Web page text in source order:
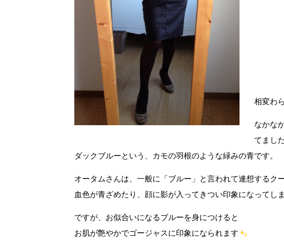
相変わ
なかな
てました
ダックブルーという、カモの羽根のような緑みの青です。
オータムさんは、一般に「ブルー」と言われて連想するク
血色が青ざめたり、顔に影が入ってきつい印象になってし
ですが、お似合いになるブルーを身につけると
お肌が艶やかでゴージャスに印象になられます